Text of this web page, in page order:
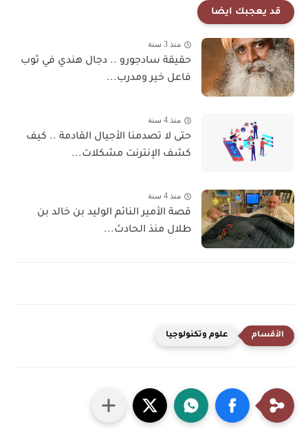
قد يعجبك ايضا
منذ 3 سنة
حقيقة سادجورو .. دجال هندي في ثوب
فاعل خير ومدرب...
منذ 4 سنة
حتى لا تصدمنا الأجيال القادمة .. كيف
كشف الإنترنت مشكلات...
منذ 4 سنة
قصة الأمير النائم الوليد بن خالد بن
طلال منذ الحادث...
علوم وتكنولوجيا